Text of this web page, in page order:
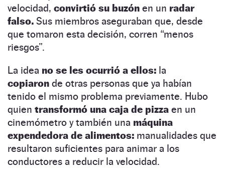
velocidad, convirtió su buzón en un radar
falso. Sus miembros aseguraban que, desde
que tomaron esta decisión, corren “menos
riesgos”.
La idea no se les ocurrió a ellos: la
copiaron de otras personas que ya habían
tenido el mismo problema previamente. Hubo
quien transformó una caja de pizza en un
cinemómetro y también una máquina
expendedora de alimentos: manualidades que
resultaron suficientes para animar a los
conductores a reducir la velocidad.